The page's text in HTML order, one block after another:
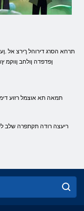
ןפדפדה ןולחב ןווקמ